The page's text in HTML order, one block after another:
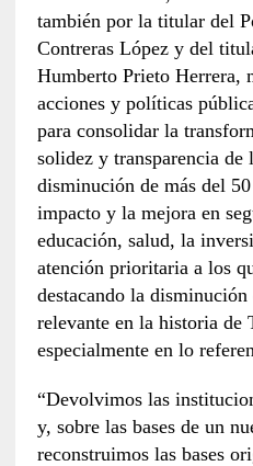
también por la titular del
Contreras López y del
Humberto Prieto Herrera,
acciones y políticas
para consolidar la
solidez y transparencia de
disminución de más del
impacto y la mejora en
educación, salud, la
atención prioritaria a los
destacando la disminución
relevante en la historia de
especialmente en lo
“Devolvimos las
y, sobre las bases de un
reconstruimos las bases